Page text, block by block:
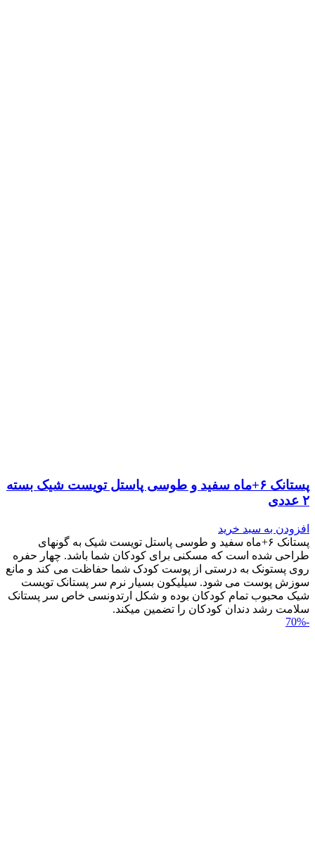
پستانک ۶+ماه سفید و طوسی پاستل تویست شیک بسته
۲ عددی
افزودن به سبد خرید
پستانک ۶+ماه سفید و طوسی پاستل تویست شیک به گونه‎ای
طراحی شده است که مسکنی برای کودکان شما باشد. چهار حفره
روی پستونک به درستی از پوست کودک شما حفاظت می کند و مانع
سوزش پوست می شود. سیلیکون بسیار نرم سر پستانک تویست
شیک محبوب تمام کودکان بوده و شکل ارتدونسی خاص سر پستانک
سلامت رشد دندان کودکان را تضمین می‎کند.
-70%